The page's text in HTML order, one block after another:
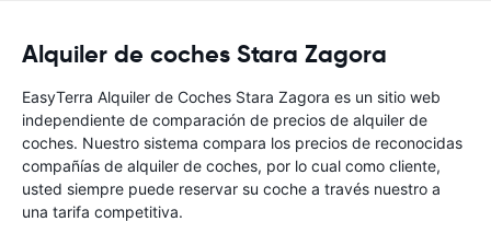
Alquiler de coches Stara Zagora
EasyTerra Alquiler de Coches Stara Zagora es un sitio web
independiente de comparación de precios de alquiler de
coches. Nuestro sistema compara los precios de reconocidas
compañías de alquiler de coches, por lo cual como cliente,
usted siempre puede reservar su coche a través nuestro a
una tarifa competitiva.